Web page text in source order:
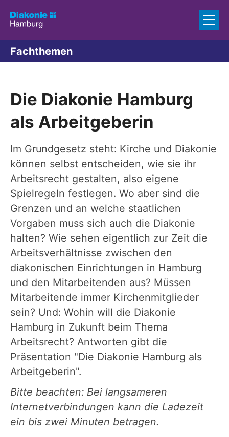
Fachthemen
Die Diakonie Hamburg
als Arbeitgeberin
Im Grundgesetz steht: Kirche und Diakonie
können selbst entscheiden, wie sie ihr
Arbeitsrecht gestalten, also eigene
Spielregeln festlegen. Wo aber sind die
Grenzen und an welche staatlichen
Vorgaben muss sich auch die Diakonie
halten? Wie sehen eigentlich zur Zeit die
Arbeitsverhältnisse zwischen den
diakonischen Einrichtungen in Hamburg
und den Mitarbeitenden aus? Müssen
Mitarbeitende immer Kirchenmitglieder
sein? Und: Wohin will die Diakonie
Hamburg in Zukunft beim Thema
Arbeitsrecht? Antworten gibt die
Präsentation "Die Diakonie Hamburg als
Arbeitgeberin".
Bitte beachten: Bei langsameren
Internetverbindungen kann die Ladezeit
ein bis zwei Minuten betragen.